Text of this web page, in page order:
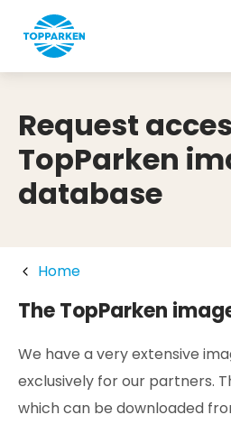
Request
TopParken
database
Home
The TopParken
We have a very extensive
exclusively for our partners.
which can be downloaded